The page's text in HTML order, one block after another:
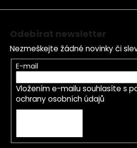
Odebírat newsletter
Nezmeškejte žádné novinky či
E-mail
Vložením e-mailu souhlasíte s
ochrany osobních údajů